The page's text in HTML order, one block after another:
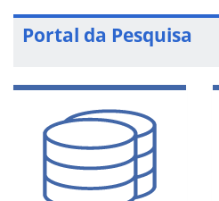
Portal da Pesquisa